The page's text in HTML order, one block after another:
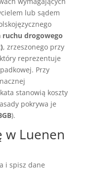
lub sądem
drogowego
, zrzeszonego przy
który reprezentuje
Przy
stanowią koszty
pokrywa je
).
w Luenen
i spisz dane